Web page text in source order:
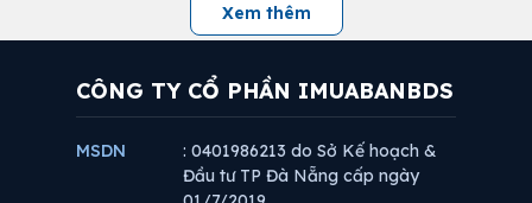
Xem thêm
CÔNG TY CỔ PHẦN IMUABANBDS
MSDN
: 0401986213 do Sở Kế hoạch &
Đầu tư TP Đà Nẵng cấp ngày